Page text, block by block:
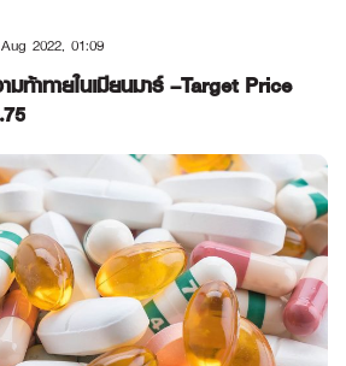
2022, 01:09
ท้าทายในเมียนมาร์ –Target Price